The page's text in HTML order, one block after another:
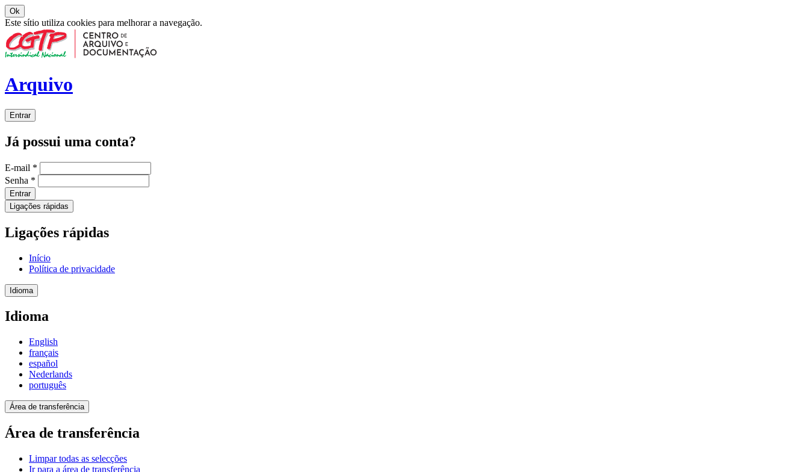
Ok
Este sítio utiliza cookies para melhorar a navegação.
Arquivo
Entrar
Já possui uma conta?
E-mail *
Senha *
Entrar
Ligações rápidas
Ligações rápidas
Início
Política de privacidade
Idioma
Idioma
English
français
español
Nederlands
português
Área de transferência
Área de transferência
Limpar todas as selecções
Ir para a área de transferência